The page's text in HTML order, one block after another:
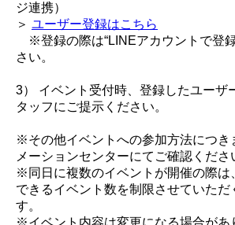
ジ連携）
＞ ユーザー登録はこちら
※登録の際は“LINEアカウントで登
さい。
3） イベント受付時、登録したユーザ
タッフにご提示ください。
※その他イベントへの参加方法につき
メーションセンターにてご確認くださ
※同日に複数のイベントが開催の際は
できるイベント数を制限させていただ
す。